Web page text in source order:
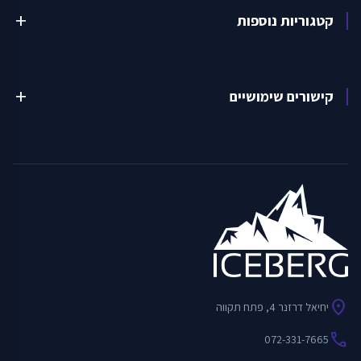
קטגוריות נוספות add
קישורים שימושיים add
location_on יחיאל דרזנר 4, פתח תקווה
call
072-331-7665